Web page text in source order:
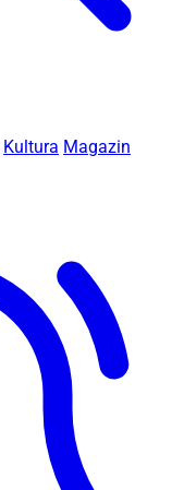
Kultura Magazin